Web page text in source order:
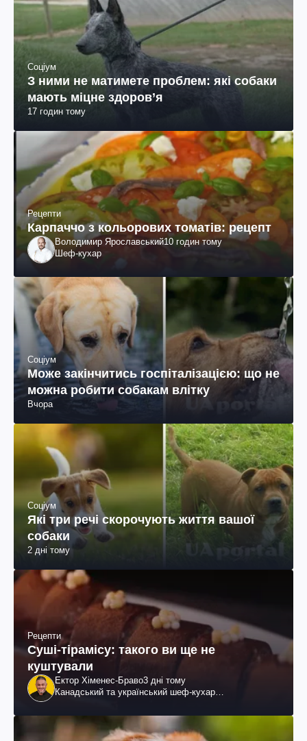
Соціум
З ними не матимете проблем: які собаки
мають міцне здоров’я
17 годин тому
Рецепти
Карпаччо з кольорових томатів: рецепт
Володимир Ярославський10 годин тому
Шеф-кухар
Соціум
Може закінчитись госпіталізацією: що не
можна робити собакам влітку
Вчора
Соціум
Які три речі скорочують життя вашої
собаки
2 дні тому
Рецепти
Суші-тірамісу: такого ви ще не
куштували
Ектор Хіменес-Браво3 дні тому
Канадський та український шеф-кухар